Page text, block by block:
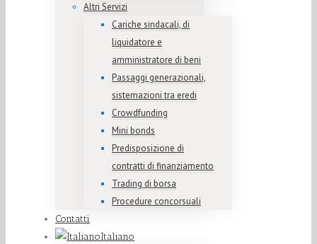
Altri Servizi
Cariche sindacali, di
liquidatore e
amministratore di beni
Passaggi generazionali,
sistemazioni tra eredi
Crowdfunding
Mini bonds
Predisposizione di
contratti di finanziamento
Trading di borsa
Procedure concorsuali
Contatti
Italiano